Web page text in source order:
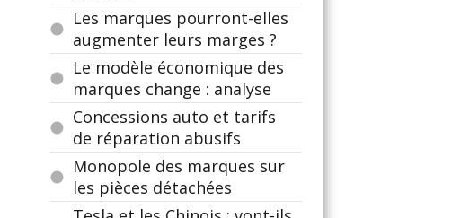
Les marques pourront-elles
augmenter leurs marges ?
Le modèle économique des
marques change : analyse
Concessions auto et tarifs
de réparation abusifs
Monopole des marques sur
les pièces détachées